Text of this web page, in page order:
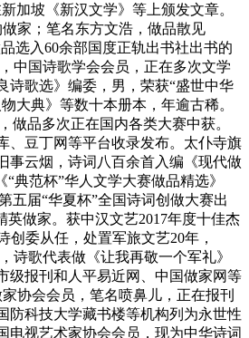
加坡《新汉文学》等上颁发文章。
家；笔名东方文浩，做品散见
选入60余部国度正轨出书社出书的
中国诗歌学会会员，正在多次文学
诗歌选》编委，男，荣获“盛世中华
大典》等数十本册本，年逾古稀。
做品多次正在国内各类大赛中获。
、豆丁网等平台收录发布。太仆寺旗
事云烟，诗词八百余首入编《现代做
典范杯”华人文学大赛做品精选》
五届“华夏杯”全国诗词创做大赛出
英做家。获中汉文艺2017年度十佳杰
委从任，处置军旅文艺20年，
诗歌代表做《让我再敬一个军礼》
级报刊和人平易近网、中国做家网等
协会会员，笔名喷鼻儿，正在报刊
防科技大学藏书楼等机构列为永世性
电视艺术家协会会员，现为中华诗词